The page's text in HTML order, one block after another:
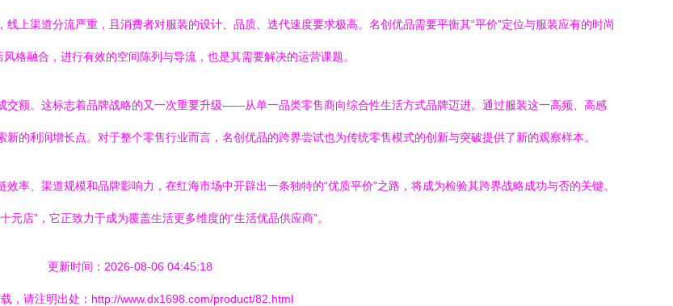
上渠道分流严重，且消费者对服装的设计、品质、迭代速度要求极高。名创优品需要平衡其“平价”定位与服装应有的时尚
格融合，进行有效的空间陈列与导流，也是其需要解决的运营课题。
交额。这标志着品牌战略的又一次重要升级——从单一品类零售商向综合性生活方式品牌迈进。通过服装这一高频、高感
的利润增长点。对于整个零售行业而言，名创优品的跨界尝试也为传统零售模式的创新与突破提供了新的观察样本。
率、渠道规模和品牌影响力，在红海市场中开辟出一条独特的“优质平价”之路，将成为检验其跨界战略成功与否的关键。
店”，它正致力于成为覆盖生活更多维度的“生活优品供应商”。
更新时间：2026-08-06 04:45:18
，请注明出处：http://www.dx1698.com/product/82.html